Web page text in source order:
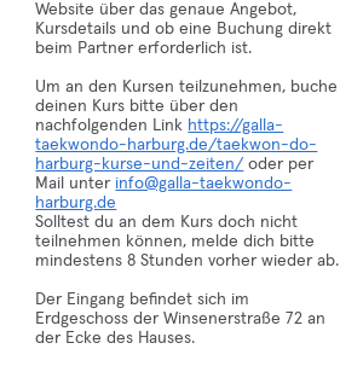
Website über das genaue Angebot,
Kursdetails und ob eine Buchung direkt
beim Partner erforderlich ist.
Um an den Kursen teilzunehmen, buche
deinen Kurs bitte über den
nachfolgenden Link https://galla-
taekwondo-harburg.de/taekwon-do-
harburg-kurse-und-zeiten/ oder per
Mail unter info@galla-taekwondo-
harburg.de
Solltest du an dem Kurs doch nicht
teilnehmen können, melde dich bitte
mindestens 8 Stunden vorher wieder ab.
Der Eingang befindet sich im
Erdgeschoss der Winsenerstraße 72 an
der Ecke des Hauses.